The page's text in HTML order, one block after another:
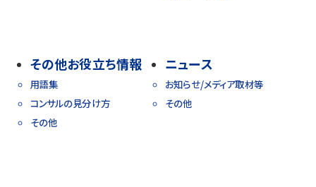
その他お役立ち情報
用語集
コンサルの見分け方
その他
ニュース
お知らせ/メディア取材等
その他